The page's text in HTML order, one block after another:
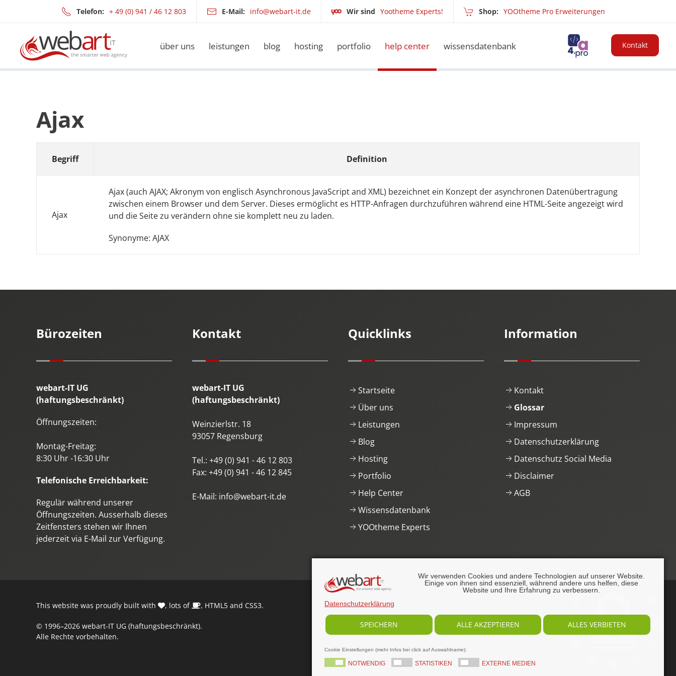
Wir verwenden Cookies und andere Technologien auf unserer Website.
Einige von ihnen sind essenziell, während andere uns helfen, diese
Website und Ihre Erfahrung zu verbessern.
Datenschutzerklärung
SPEICHERN ALLE AKZEPTIEREN ALLES VERBIETEN
Cookie Einstellungen (mehr Infos bei click auf Auswahlname):
NOTWENDIG STATISTIKEN EXTERNE MEDIEN
Zum Hauptinhalt springen
Telefon: + 49 (0) 941 / 46 12 803 E-Mail: info@webart-it.de Wir sind Yootheme Experts! Shop: YOOtheme Pro Erweiterungen
über uns leistungen blog hosting portfolio help center wissensdatenbank Kontakt
Ajax
Begriff Definition
Ajax
Ajax (auch AJAX; Akronym von englisch Asynchronous JavaScript and XML) bezeichnet ein Konzept der asynchronen Datenübertragung
zwischen einem Browser und dem Server. Dieses ermöglicht es HTTP-Anfragen durchzuführen während eine HTML-Seite angezeigt wird
und die Seite zu verändern ohne sie komplett neu zu laden.
Synonyme: AJAX
Bürozeiten
webart-IT UG
(haftungsbeschränkt)
Öffnungszeiten:
Montag-Freitag:
8:30 Uhr -16:30 Uhr
Telefonische Erreichbarkeit:
Regulär während unserer
Öffnungszeiten. Ausserhalb dieses
Zeitfensters stehen wir Ihnen
jederzeit via E-Mail zur Verfügung.
Kontakt
webart-IT UG
(haftungsbeschränkt)
Weinzierlstr. 18
93057 Regensburg
Tel.: +49 (0) 941 - 46 12 803
Fax: +49 (0) 941 - 46 12 845
E-Mail: info@webart-it.de
Quicklinks
Startseite
Über uns
Leistungen
Blog
Hosting
Portfolio
Help Center
Wissensdatenbank
YOOtheme Experts
Information
Kontakt
Glossar
Impressum
Datenschutzerklärung
Datenschutz Social Media
Disclaimer
AGB
This website was proudly built with , lots of , HTML5 and CSS3.
© 1996–2026 webart-IT UG (haftungsbeschränkt).
Alle Rechte vorbehalten.